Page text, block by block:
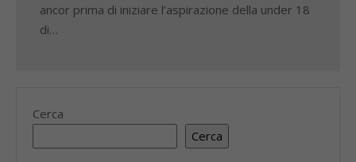
ancor prima di iniziare l’aspirazione della under 18
di…
Cerca
Cerca